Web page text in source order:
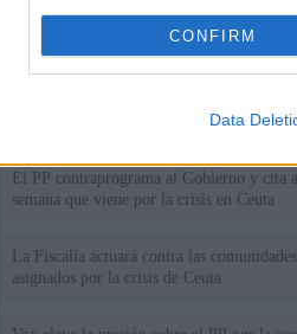
CONFIRM
Data
Últimas noticias
España o adoptará "medidas
El PP contraprograma al Gobierno y cita
semana que viene por la crisis en Ceuta
La Fiscalía actuará contra las
asignados por la crisis de Ceuta